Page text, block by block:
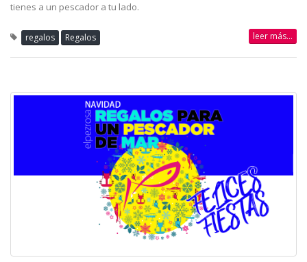
tienes a un pescador a tu lado.
regalos Regalos leer más...